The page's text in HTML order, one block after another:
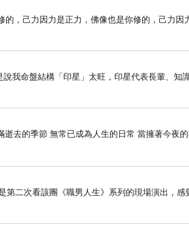
，己力因力是正力，佛像也是你修的，己力因
我命盤結構「印星」太旺，印星代表長輩、
去的季節 無常已成為人生的日常 當擁著今夜
二次看該團《職男人生》系列的現場演出，感